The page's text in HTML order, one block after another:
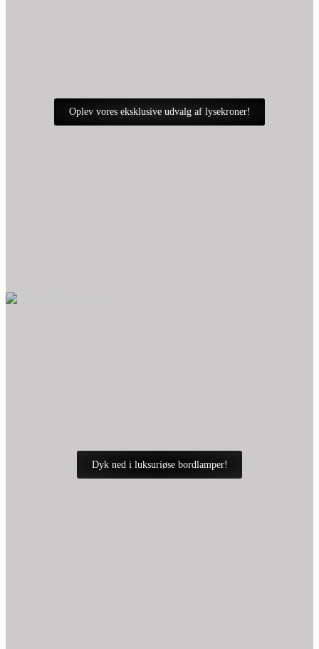
Oplev vores eksklusive udvalg af lysekroner!
Dyk ned i luksuriøse bordlamper!